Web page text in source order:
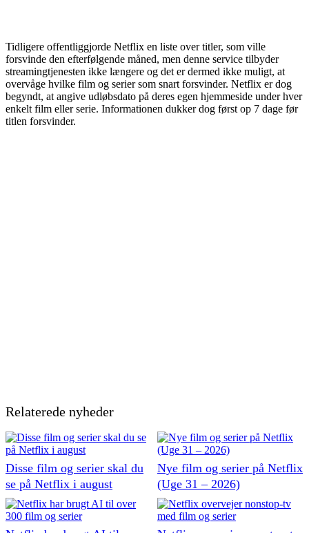
Tidligere offentliggjorde Netflix en liste over titler, som ville
forsvinde den efterfølgende måned, men denne service tilbyder
streamingtjenesten ikke længere og det er dermed ikke muligt, at
overvåge hvilke film og serier som snart forsvinder. Netflix er dog
begyndt, at angive udløbsdato på deres egen hjemmeside under hver
enkelt film eller serie. Informationen dukker dog først op 7 dage før
titlen forsvinder.
Relaterede nyheder
Disse film og serier skal du
se på Netflix i august
Nye film og serier på Netflix
(Uge 31 – 2026)